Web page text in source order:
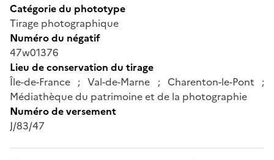
Catégorie du phototype
Tirage photographique
Numéro du négatif
47w01376
Lieu de conservation du tirage
Île-de-France ; Val-de-Marne ; Charenton-le-Pont ;
Médiathèque du patrimoine et de la photographie
Numéro de versement
J/83/47